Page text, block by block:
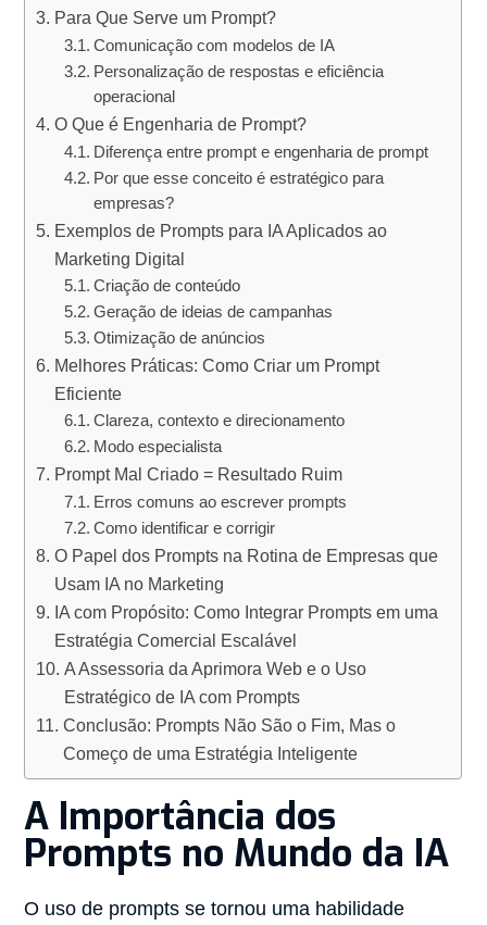
Para Que Serve um Prompt?
Comunicação com modelos de IA
Personalização de respostas e eficiência
operacional
O Que é Engenharia de Prompt?
Diferença entre prompt e engenharia de prompt
Por que esse conceito é estratégico para
empresas?
Exemplos de Prompts para IA Aplicados ao
Marketing Digital
Criação de conteúdo
Geração de ideias de campanhas
Otimização de anúncios
Melhores Práticas: Como Criar um Prompt
Eficiente
Clareza, contexto e direcionamento
Modo especialista
Prompt Mal Criado = Resultado Ruim
Erros comuns ao escrever prompts
Como identificar e corrigir
O Papel dos Prompts na Rotina de Empresas que
Usam IA no Marketing
IA com Propósito: Como Integrar Prompts em uma
Estratégia Comercial Escalável
A Assessoria da Aprimora Web e o Uso
Estratégico de IA com Prompts
Conclusão: Prompts Não São o Fim, Mas o
Começo de uma Estratégia Inteligente
A Importância dos
Prompts no Mundo da IA
O uso de prompts se tornou uma habilidade